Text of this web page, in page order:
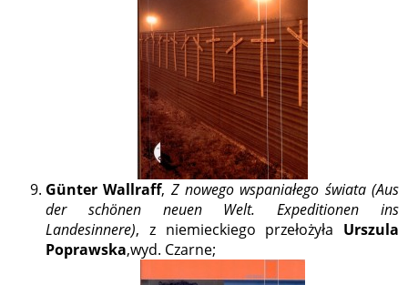
Günter Wallraff, Z nowego wspaniałego świata (Aus
der schönen neuen Welt. Expeditionen ins
Landesinnere), z niemieckiego przełożyła Urszula
Poprawska,wyd. Czarne;